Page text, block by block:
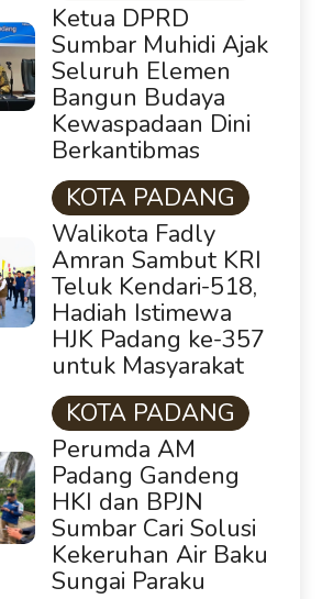
Ketua DPRD
Sumbar Muhidi Ajak
Seluruh Elemen
Bangun Budaya
Kewaspadaan Dini
Berkantibmas
KOTA PADANG
Walikota Fadly
Amran Sambut KRI
Teluk Kendari-518,
Hadiah Istimewa
HJK Padang ke-357
untuk Masyarakat
KOTA PADANG
Perumda AM
Padang Gandeng
HKI dan BPJN
Sumbar Cari Solusi
Kekeruhan Air Baku
Sungai Paraku